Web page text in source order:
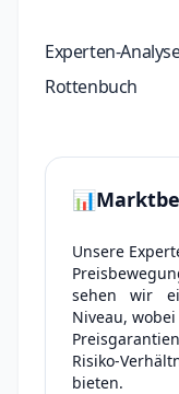
Experten-
Rottenbuch
📊
Unsere
sehen wir
Niveau,
Risiko-
bieten.